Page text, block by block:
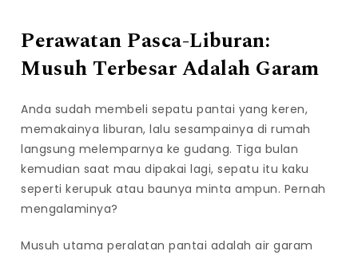
Perawatan Pasca-Liburan:
Musuh Terbesar Adalah Garam
Anda sudah membeli sepatu pantai yang keren,
memakainya liburan, lalu sesampainya di rumah
langsung melemparnya ke gudang. Tiga bulan
kemudian saat mau dipakai lagi, sepatu itu kaku
seperti kerupuk atau baunya minta ampun. Pernah
mengalaminya?
Musuh utama peralatan pantai adalah air garam